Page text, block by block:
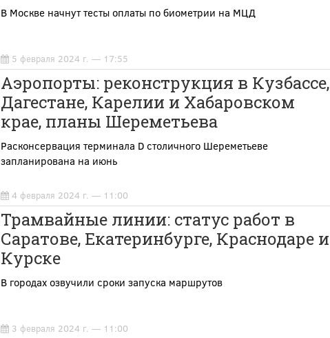
В Москве начнут тесты оплаты по биометрии на МЦД
5 февраля 2024 г. — 17:55
Аэропорты: реконструкция в Кузбассе,
Дагестане, Карелии и Хабаровском
крае, планы Шереметьева
Расконсервация терминала D столичного Шереметьеве
запланирована на июнь
4 февраля 2024 г. — 11:00
Трамвайные линии: статус работ в
Саратове, Екатеринбурге, Краснодаре и
Курске
В городах озвучили сроки запуска маршрутов
3 февраля 2024 г. — 11:00